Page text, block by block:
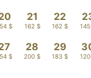
$
21
162 $
22
162 $
$
28
200 $
29
183 $